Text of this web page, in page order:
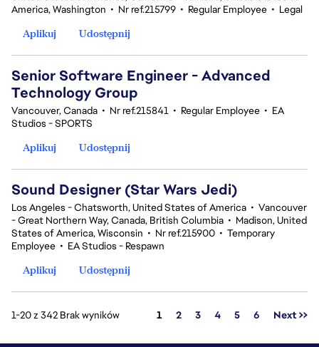
America, Washington • Nr ref.215799 • Regular Employee • Legal
Aplikuj
Udostępnij
Senior Software Engineer - Advanced
Technology Group
Vancouver, Canada • Nr ref.215841 • Regular Employee • EA
Studios - SPORTS
Aplikuj
Udostępnij
Sound Designer (Star Wars Jedi)
Los Angeles - Chatsworth, United States of America • Vancouver
- Great Northern Way, Canada, British Columbia • Madison, United
States of America, Wisconsin • Nr ref.215900 • Temporary
Employee • EA Studios - Respawn
Aplikuj
Udostępnij
1-20 z 342 Brak wyników Strona
1 2 3 4 5 6 Next >>